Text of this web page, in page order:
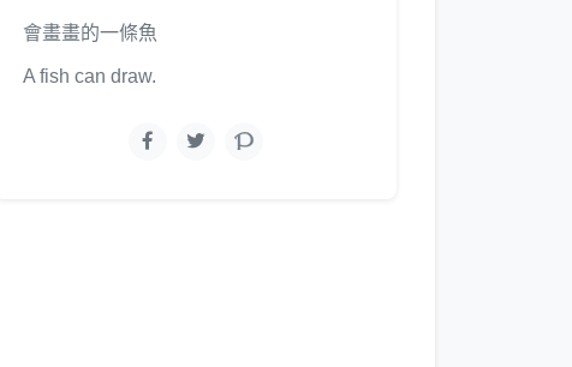
會畫畫的一條魚
A fish can draw.